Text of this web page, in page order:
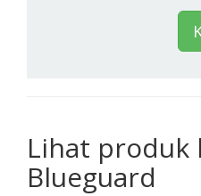
Lihat produk
Blueguard